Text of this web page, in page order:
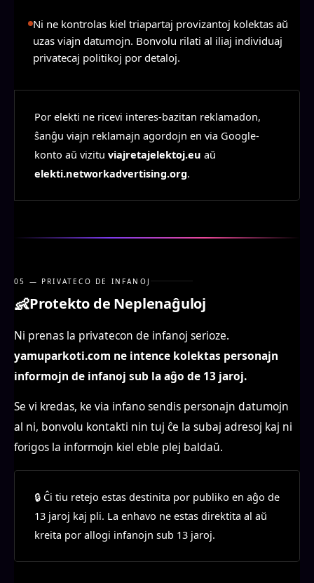
Ni ne kontrolas kiel triapartaj provizantoj kolektas aŭ
uzas viajn datumojn. Bonvolu rilati al iliaj individuaj
privatecaj politikoj por detaloj.
Por elekti ne ricevi interes-bazitan reklamadon,
ŝanĝu viajn reklamajn agordojn en via Google-
konto aŭ vizitu viajretajelektoj.eu aŭ
elekti.networkadvertising.org.
05 — PRIVATECO DE INFANOJ
👶Protekto de Neplenaĝuloj
Ni prenas la privatecon de infanoj serioze.
yamuparkoti.com ne intence kolektas personajn
informojn de infanoj sub la aĝo de 13 jaroj.
Se vi kredas, ke via infano sendis personajn datumojn
al ni, bonvolu kontakti nin tuj ĉe la subaj adresoj kaj ni
forigos la informojn kiel eble plej baldaŭ.
🔒 Ĉi tiu retejo estas destinita por publiko en aĝo de
13 jaroj kaj pli. La enhavo ne estas direktita al aŭ
kreita por allogi infanojn sub 13 jaroj.